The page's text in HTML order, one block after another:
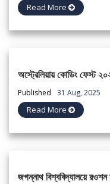
Read More
অস্ট্রেলিয়ায় কোডিং ফেস্ট
Published 31 Aug, 2025
Read More
জগন্নাথ বিশ্ববিদ্যালয়ে